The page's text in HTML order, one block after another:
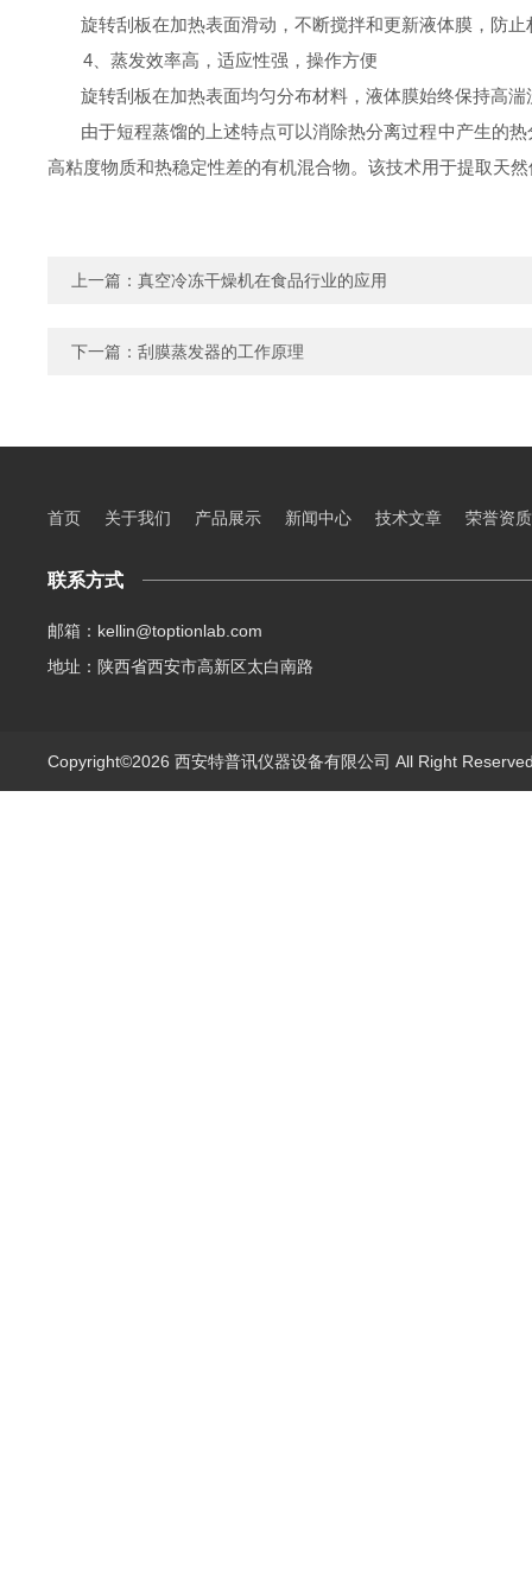
旋转刮板在加热表面滑动，不断搅拌和更新液体膜，防
4 、蒸发效率高，适应性强，操作方便
旋转刮板在加热表面均匀分布材料，液体膜始终保持高
由于短程蒸馏的上述特点可以消除热分离过程中产生的
高粘度物质和热稳定性差的有机混合物。该技术用于提取天
上一篇： 真空冷冻干燥机在食品行业的应用
下一篇： 刮膜蒸发器的工作原理
首页 关于我们 产品展示 新闻中心 技术文章 荣誉资质
联系方式
邮箱：kellin@toptionlab.com
地址：陕西省西安市高新区太白南路
Copyright©2026 西安特普讯仪器设备有限公司 All Right